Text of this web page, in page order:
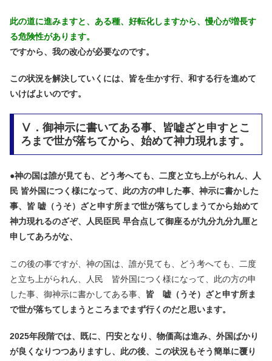
此の道に進みますと、ある種、好転化しますから、慢心が増長す
る危険性があります。
ですから、我の改心が必要なのです。
この状況を解決していくには、皆を生かす行、和する行を進めて
いけばよいのです。
Ⅴ．御神示に書いてある事、皆嘘ざと申すとこ
ろまで世が落ちてから、始めて神力現れます。
●神の国は誰が見ても、どう考へても、二度と立ち上がられん、人
民 皆外国につく様になって、此の方の申した事、神示に書かした
事、皆 嘘（うそ）ざと申す所まで世が落ちてしまうてから始めて
神力現れるのざぞ、人民臣民 早合点して御座るが九分九分九厘と
申してあろがな、
この後の事ですが、神の国は、誰が見ても、どう考へても、二度
と立ち上がられん、人民 皆外国につく様になって、此の方の申
した事、御神示に書かしてある事、 皆 嘘（うそ）ざと申す所ま
で世が落ちてしまうところまでまず行くのだと思います。
2025年段階では、既に、円安となり、物価高は進み、外国ばかり
が良くなりつつありますし、此の後、この状況もそう簡単に覆り